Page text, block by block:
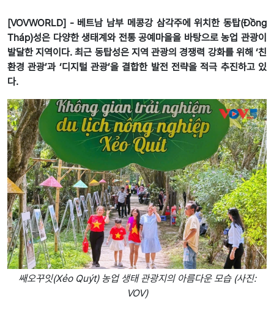
[VOVWORLD] - 베트남 남부 메콩강 삼각주에 위치한 동탑(Đồng
Tháp)성은 다양한 생태계와 전통 공예마을을 바탕으로 농업 관광이
발달한 지역이다. 최근 동탑성은 지역 관광의 경쟁력 강화를 위해 ‘친
환경 관광’과 ‘디지털 관광’을 결합한 발전 전략을 적극 추진하고 있
다.
쌔오꾸잇(Xẻo Quýt) 농업 생태 관광지의 아름다운 모습 (사진:
VOV)